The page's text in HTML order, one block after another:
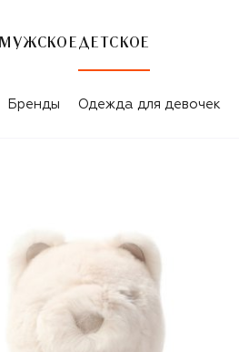
МУЖСКОЕ ДЕТСКОЕ
Бренды Одежда для девочек